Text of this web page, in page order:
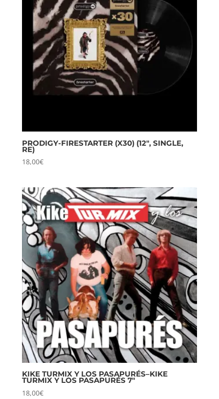
PRODIGY-FIRESTARTER (X30) (12″, SINGLE,
RE)
18,00€
KIKE TURMIX Y LOS PASAPURÉS–KIKE
TURMIX Y LOS PASAPURÉS 7″
18,00€